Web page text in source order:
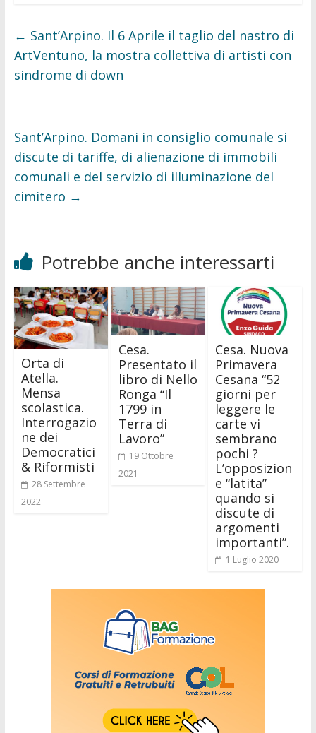
o
k
r
← Sant’Arpino. Il 6 Aprile il taglio del nastro di
ArtVentuno, la mostra collettiva di artisti con
sindrome di down
Sant’Arpino. Domani in consiglio comunale si
discute di tariffe, di alienazione di immobili
comunali e del servizio di illuminazione del
cimitero →
Potrebbe anche interessarti
Orta di
Atella.
Mensa
scolastica.
Interrogazio
ne dei
Democratici
& Riformisti
28 Settembre
2022
Cesa.
Presentato il
libro di Nello
Ronga “Il
1799 in
Terra di
Lavoro”
19 Ottobre
2021
Cesa. Nuova
Primavera
Cesana “52
giorni per
leggere le
carte vi
sembrano
pochi ?
L’opposizion
e “latita”
quando si
discute di
argomenti
importanti”.
1 Luglio 2020